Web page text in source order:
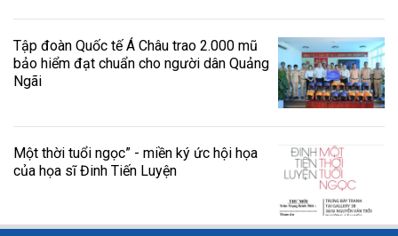
Tập đoàn Quốc tế Á Châu trao 2.000 mũ
bảo hiểm đạt chuẩn cho người dân Quảng
Ngãi
Một thời tuổi ngọc” - miền ký ức hội họa
của họa sĩ Đinh Tiến Luyện